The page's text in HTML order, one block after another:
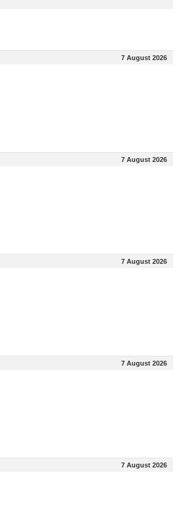
7 August 2026
7 August 2026
7 August 2026
7 August 2026
7 August 2026